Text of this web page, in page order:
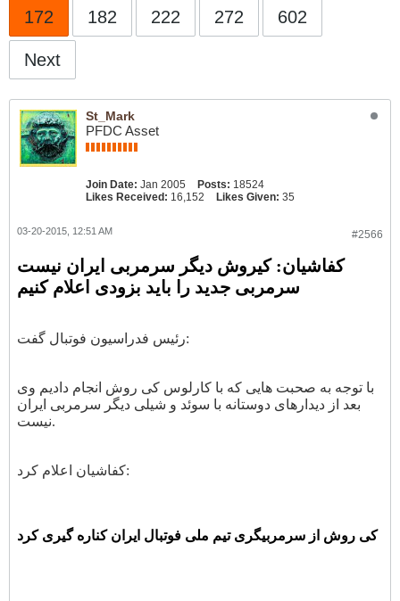
172 182 222 272 602
Next
St_Mark
PFDC Asset
Join Date: Jan 2005 Posts: 18524
Likes Received: 16,152 Likes Given: 35
#2566
03-20-2015, 12:51 AM
کفاشیان: کیروش دیگر سرمربی ایران نیست
سرمربی جدید را باید بزودی اعلام کنیم
رئیس فدراسیون فوتبال گفت:
با توجه به صحبت هایی که با کارلوس کی روش انجام دادیم وی
بعد از دیدارهای دوستانه با سوئد و شیلی دیگر سرمربی ایران
نیست.
کفاشیان اعلام کرد:
کی روش از سرمربیگری تیم ملی فوتبال ایران کناره گیری کرد